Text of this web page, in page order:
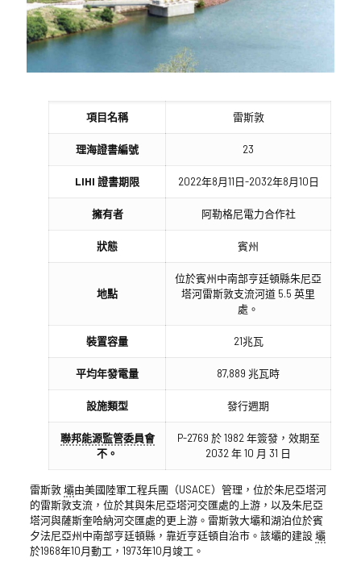
項目名稱 雷斯敦
理海證書編號 23
LIHI 證書期限 2022年8月11日-2032年8月10日
擁有者 阿勒格尼電力合作社
狀態 賓州
地點
位於賓州中南部亨廷頓縣朱尼亞
塔河雷斯敦支流河道 5.5 英里
處。
裝置容量 21兆瓦
平均年發電量 87,889 兆瓦時
設施類型 發行週期
聯邦能源監管委員會
不。
P-2769 於 1982 年簽發，效期至
2032 年 10 月 31 日
雷斯敦壩由美國陸軍工程兵團（USACE）管理，位於朱尼亞塔河
的雷斯敦支流，位於其與朱尼亞塔河交匯處的上游，以及朱尼亞
塔河與薩斯奎哈納河交匯處的更上游。雷斯敦大壩和湖泊位於賓
夕法尼亞州中南部亨廷頓縣，靠近亨廷頓自治市。該壩的建設壩
於1968年10月動工，1973年10月竣工。